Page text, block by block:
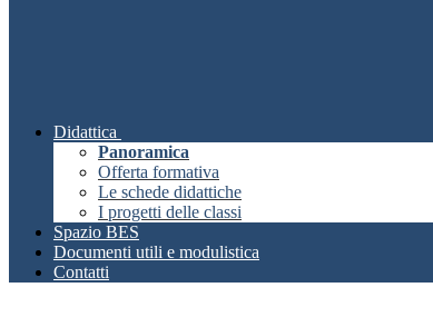
Didattica
Panoramica
Offerta formativa
Le schede didattiche
I progetti delle classi
Spazio BES
Documenti utili e modulistica
Contatti